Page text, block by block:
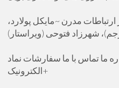
ارتباطات مدرن ~مایکل پولارد،
شهرزاد فتوحی (ویراستار)
ما تماس با ما سفارشات نماد
الکترونیک+